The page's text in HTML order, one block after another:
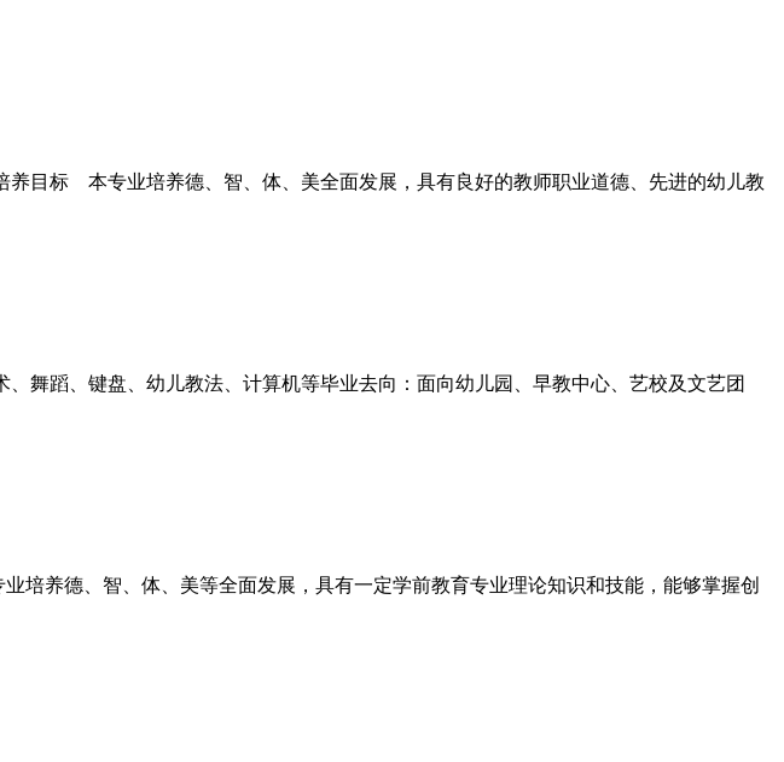
目标 本专业培养德、智、体、美全面发展，具有良好的教师职业道德、先进的幼儿教
舞蹈、键盘、幼儿教法、计算机等毕业去向：面向幼儿园、早教中心、艺校及文艺团
培养德、智、体、美等全面发展，具有一定学前教育专业理论知识和技能，能够掌握创